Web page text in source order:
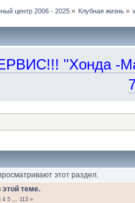
центр 2006 - 2025» Клубная жизнь »
"Хонда -
этот раздел.
теме.
4 5 113»